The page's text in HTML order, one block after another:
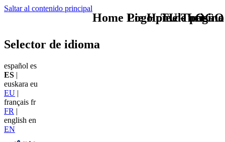
Saltar al contenido principal
TU - LOGO
Selector de idioma
español es
ES |
euskara eu
EU |
français fr
FR |
english en
EN
Home Logo pie de página
Pie Home Turismo